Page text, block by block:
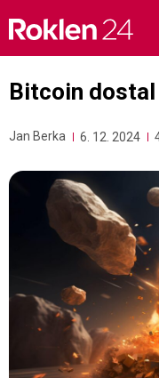
content
Bitcoin
Jan Berka 6. 12. 2024